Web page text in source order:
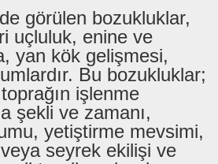
görülen bozukluklar,
uçluluk, enine ve
yan kök gelişmesi,
Bu bozukluklar;
işlenme
şekli ve zamanı,
yetiştirme mevsimi,
seyrek ekilişi ve